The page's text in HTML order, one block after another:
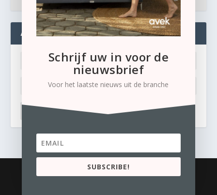
ADMIN
Ik ben mijn wachtwoord kwijt
Business Content Media
Schrijf uw in voor de
nieuwsbrief
Voor het laatste nieuws uit de branche
SUBSCRIBE!